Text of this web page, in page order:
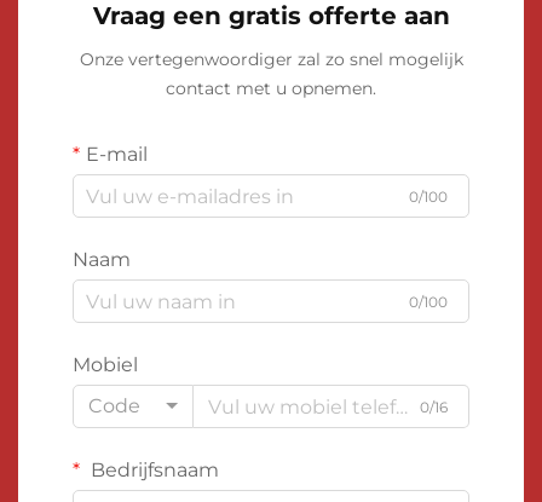
Vraag een gratis offerte aan
Onze vertegenwoordiger zal zo snel mogelijk
contact met u opnemen.
E-mail
0/100
Naam
0/100
Mobiel
Code
0/16
Bedrijfsnaam